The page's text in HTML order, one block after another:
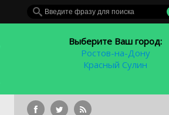
Выберите Ваш город:
Ростов-на-Дону
Красный Сулин